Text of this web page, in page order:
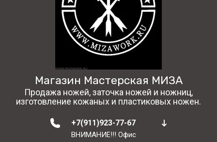
Магазин Мастерская МИЗА
Продажа ножей, заточка ножей и ножниц,
изготовление кожаных и пластиковых ножен.
+7(911)923-77-67
ВНИМАНИЕ!!! Офис